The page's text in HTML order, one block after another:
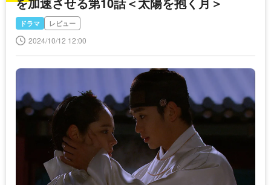
ドラマ レビュー
2024/10/12 12:00